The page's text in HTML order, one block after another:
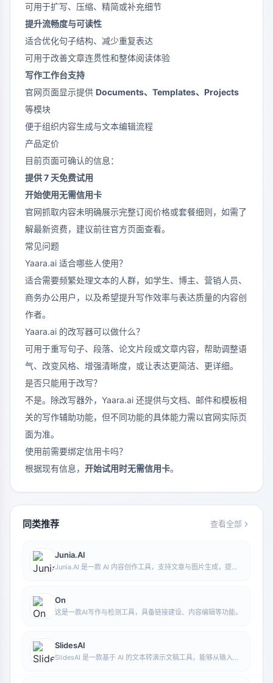
可用于扩写、压缩、精简或补充细节
提升流畅度与可读性
适合优化句子结构、减少重复表达
可用于改善文章连贯性和整体阅读体验
写作工作台支持
官网页面显示提供 Documents、Templates、Projects
等模块
便于组织内容生成与文本编辑流程
产品定价
目前页面可确认的信息：
提供 7 天免费试用
开始使用无需信用卡
官网抓取内容未明确展示完整订阅价格或套餐细则，如需了
解最新资费，建议前往官方页面查看。
常见问题
Yaara.ai 适合哪些人使用？
适合需要频繁处理文本的人群，如学生、博主、营销人员、
商务办公用户，以及希望提升写作效率与表达质量的内容创
作者。
Yaara.ai 的改写器可以做什么？
可用于重写句子、段落、论文片段或文章内容，帮助调整语
气、改变风格、增强清晰度，或让表达更简洁、更详细。
是否只能用于改写？
不是。除改写器外，Yaara.ai 还提供与文档、邮件和模板相
关的写作辅助功能，但不同功能的具体能力需以官网实际页
面为准。
使用前需要绑定信用卡吗？
根据现有信息， 开始试用时无需信用卡。
同类推荐 查看全部
Junia.AI
Junia.AI 是一款 AI 内容创作工具，支持文章与图片生成，提供
On
这是一款AI写作与检测工具，具备链接建设、内容编辑等功能。
SlidesAI
SlidesAI 是一款基于 AI 的文本转演示文稿工具，能够从输入文